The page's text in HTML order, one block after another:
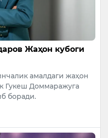
Жаҳон кубоги
амалдаги жаҳон
Гукеш Доммаражуга
боради.